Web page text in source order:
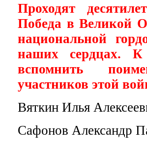
Проходят
Победа в Великой
национальной
наших сердцах. К
вспомнить
участников этой
Вяткин Илья
Сафонов Александр